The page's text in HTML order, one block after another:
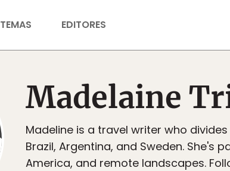
TEMAS EDITORES
Madelaine
Madeline is a travel writer who
Brazil, Argentina, and Sweden. She's
America, and remote landscapes.